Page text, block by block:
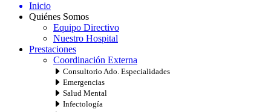
Inicio
Quiénes Somos
Equipo Directivo
Nuestro Hospital
Prestaciones
Coordinación Externa
Consultorio Ado. Especialidades
Emergencias
Salud Mental
Infectología